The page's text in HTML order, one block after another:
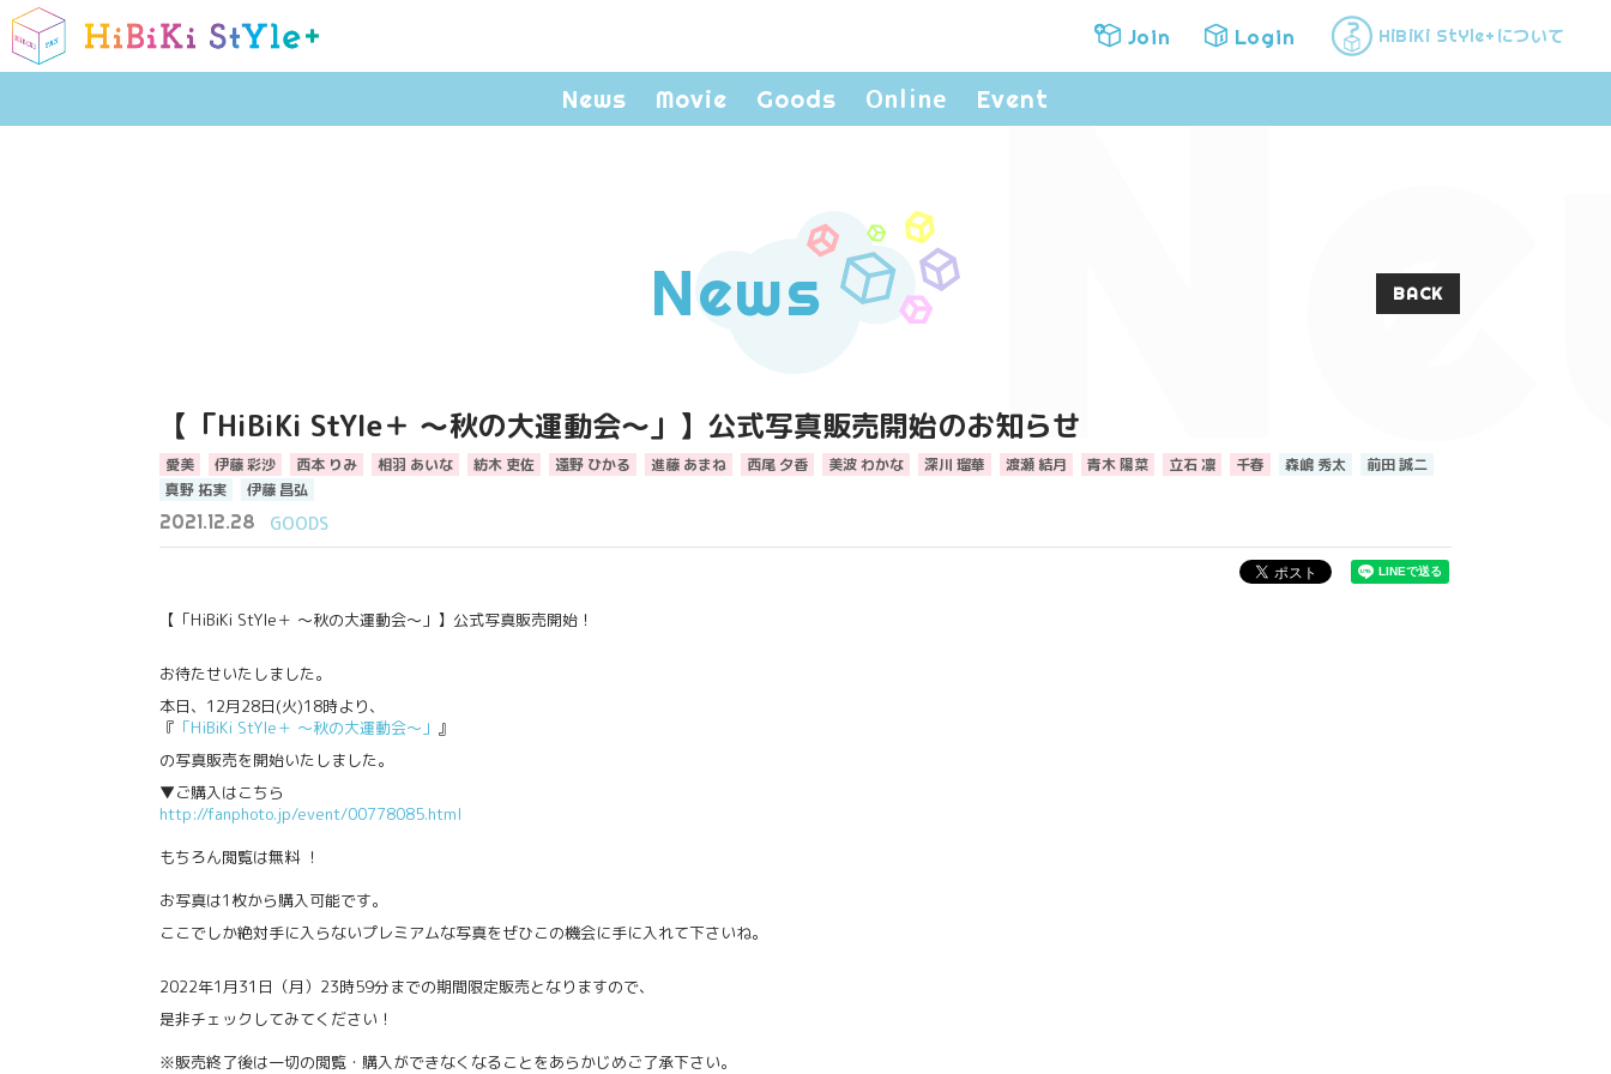
Join
Join Login HiBiKi StYle+ について
News Movie Goods Online Event
News BACK
【「HiBiKi StYle＋ ～秋の大運動会～」】公式写真販売開始のお知らせ
愛美 伊藤 彩沙 西本 りみ 相羽 あいな 紡木 吏佐 遠野 ひかる 進藤 あまね 西尾 夕香 美波 わかな 深川 瑠華 渡瀬 結月 青木 陽菜 立石 凛 千春 森嶋 秀太
前田 誠二
真野 拓実
伊藤 昌弘
2021.12.28 GOODS
【「HiBiKi StYle＋ ～秋の大運動会～」】公式写真販売開始！
お待たせいたしました。
本日、12月28日(火)18時より、
『 「HiBiKi StYle＋ ～秋の大運動会～」 』
の写真販売を開始いたしました。
▼ご購入はこちら
http://fanphoto.jp/event/00778085.html
もちろん閲覧は無料 ！
お写真は1枚から購入可能です。
ここでしか絶対手に入らないプレミアムな写真をぜひこの機会に手に入れて下さいね。
2022年1月31日（月）23時59分までの期間限定販売となりますので、
是非チェックしてみてください！
※販売終了後は一切の閲覧・ 購入ができなくなることをあらかじめご了承下さい。